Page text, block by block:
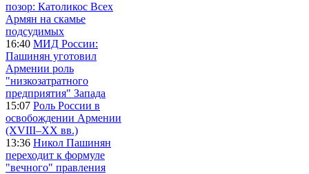
позор: Католикос Всех
Армян на скамье
подсудимых
16:40 МИД России:
Пашинян уготовил
Армении роль
"низкозатратного
предприятия" Запада
15:07 Роль России в
освобождении Армении
(XVIII–XX вв.)
13:36 Никол Пашинян
переходит к формуле
"вечного" правления